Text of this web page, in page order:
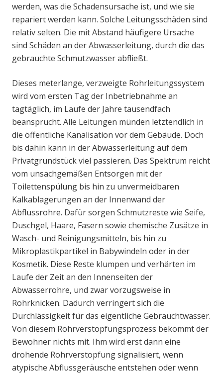
werden, was die Schadensursache ist, und wie sie
repariert werden kann. Solche Leitungsschäden sind
relativ selten. Die mit Abstand häufigere Ursache
sind Schäden an der Abwasserleitung, durch die das
gebrauchte Schmutzwasser abfließt.
Dieses meterlange, verzweigte Rohrleitungssystem
wird vom ersten Tag der Inbetriebnahme an
tagtäglich, im Laufe der Jahre tausendfach
beansprucht. Alle Leitungen münden letztendlich in
die öffentliche Kanalisation vor dem Gebäude. Doch
bis dahin kann in der Abwasserleitung auf dem
Privatgrundstück viel passieren. Das Spektrum reicht
vom unsachgemäßen Entsorgen mit der
Toilettenspülung bis hin zu unvermeidbaren
Kalkablagerungen an der Innenwand der
Abflussrohre. Dafür sorgen Schmutzreste wie Seife,
Duschgel, Haare, Fasern sowie chemische Zusätze in
Wasch- und Reinigungsmitteln, bis hin zu
Mikroplastikpartikel in Babywindeln oder in der
Kosmetik. Diese Reste klumpen und verhärten im
Laufe der Zeit an den Innenseiten der
Abwasserrohre, und zwar vorzugsweise in
Rohrknicken. Dadurch verringert sich die
Durchlässigkeit für das eigentliche Gebrauchtwasser.
Von diesem Rohrverstopfungsprozess bekommt der
Bewohner nichts mit. Ihm wird erst dann eine
drohende Rohrverstopfung signalisiert, wenn
atypische Abflussgeräusche entstehen oder wenn